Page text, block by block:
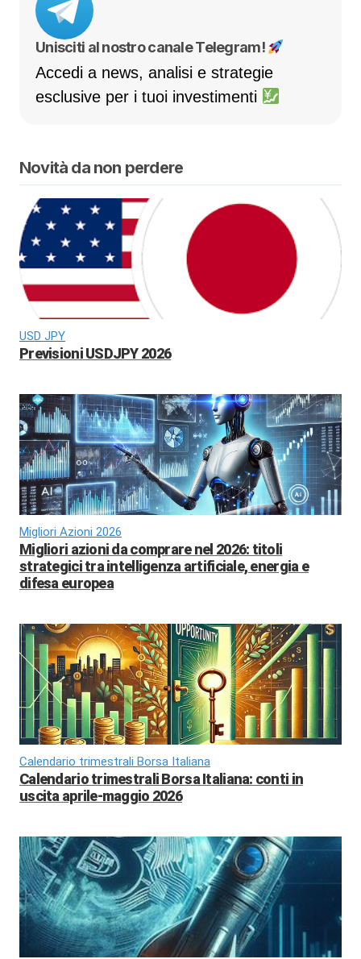
Unisciti al nostro canale Telegram!
Accedi a news, analisi e strategie
esclusive per i tuoi investimenti
Novità da non perdere
USD JPY
Previsioni USDJPY 2026
Migliori Azioni 2026
Migliori azioni da comprare nel 2026: titoli
strategici tra intelligenza artificiale, energia e
difesa europea
Calendario trimestrali Borsa Italiana
Calendario trimestrali Borsa Italiana: conti in
uscita aprile-maggio 2026